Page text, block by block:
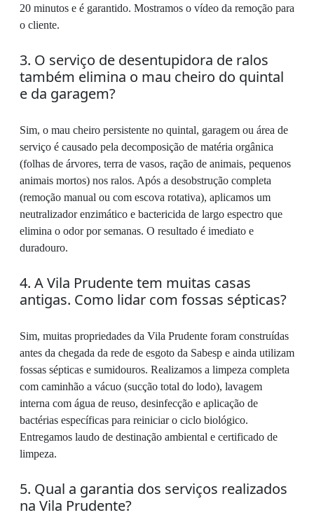
20 minutos e é garantido. Mostramos o vídeo da remoção para
o cliente.
3. O serviço de desentupidora de ralos
também elimina o mau cheiro do quintal
e da garagem?
Sim, o mau cheiro persistente no quintal, garagem ou área de
serviço é causado pela decomposição de matéria orgânica
(folhas de árvores, terra de vasos, ração de animais, pequenos
animais mortos) nos ralos. Após a desobstrução completa
(remoção manual ou com escova rotativa), aplicamos um
neutralizador enzimático e bactericida de largo espectro que
elimina o odor por semanas. O resultado é imediato e
duradouro.
4. A Vila Prudente tem muitas casas
antigas. Como lidar com fossas sépticas?
Sim, muitas propriedades da Vila Prudente foram construídas
antes da chegada da rede de esgoto da Sabesp e ainda utilizam
fossas sépticas e sumidouros. Realizamos a limpeza completa
com caminhão a vácuo (sucção total do lodo), lavagem
interna com água de reuso, desinfecção e aplicação de
bactérias específicas para reiniciar o ciclo biológico.
Entregamos laudo de destinação ambiental e certificado de
limpeza.
5. Qual a garantia dos serviços realizados
na Vila Prudente?